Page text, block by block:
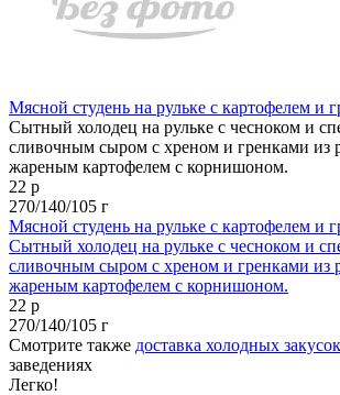
Мясной студень на рульке с картофелем и
Сытный холодец на рульке с чесноком и
сливочным сыром с хреном и гренками из
жареным картофелем с корнишоном.
22 р
270/140/105 г
Мясной студень на рульке с картофелем и
Сытный холодец на рульке с чесноком и
сливочным сыром с хреном и гренками из
жареным картофелем с корнишоном.
22 р
270/140/105 г
Смотрите также доставка холодных
заведениях
Легко!